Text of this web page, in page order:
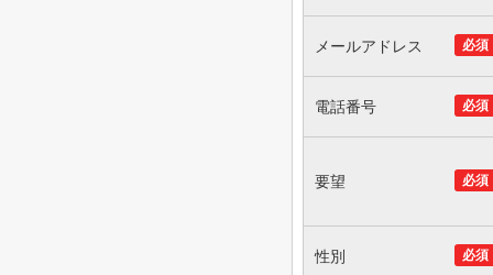
必須
メールアドレス
必須
電話番号
必須
要望
必須
性別